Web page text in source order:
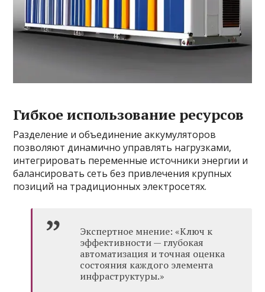
Гибкое использование ресурсов
Разделение и объединение аккумуляторов
позволяют динамично управлять нагрузками,
интегрировать переменные источники энергии и
балансировать сеть без привлечения крупных
позиций на традиционных электросетях.
Экспертное мнение: «Ключ к
эффективности — глубокая
автоматизация и точная оценка
состояния каждого элемента
инфраструктуры.»